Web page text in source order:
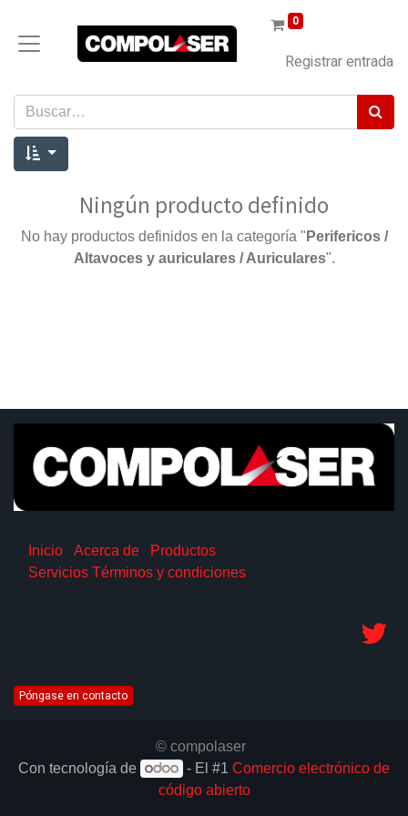
0
Registrar entrada
Ningún producto definido
No hay productos definidos en la categoría " Perifericos /
Altavoces y auriculares / Auriculares".
Inicio Acerca de
Productos
Servicios Términos y condiciones
Póngase en contacto
© compolaser
Con tecnología de
- El #1 Comercio electrónico de
código abierto